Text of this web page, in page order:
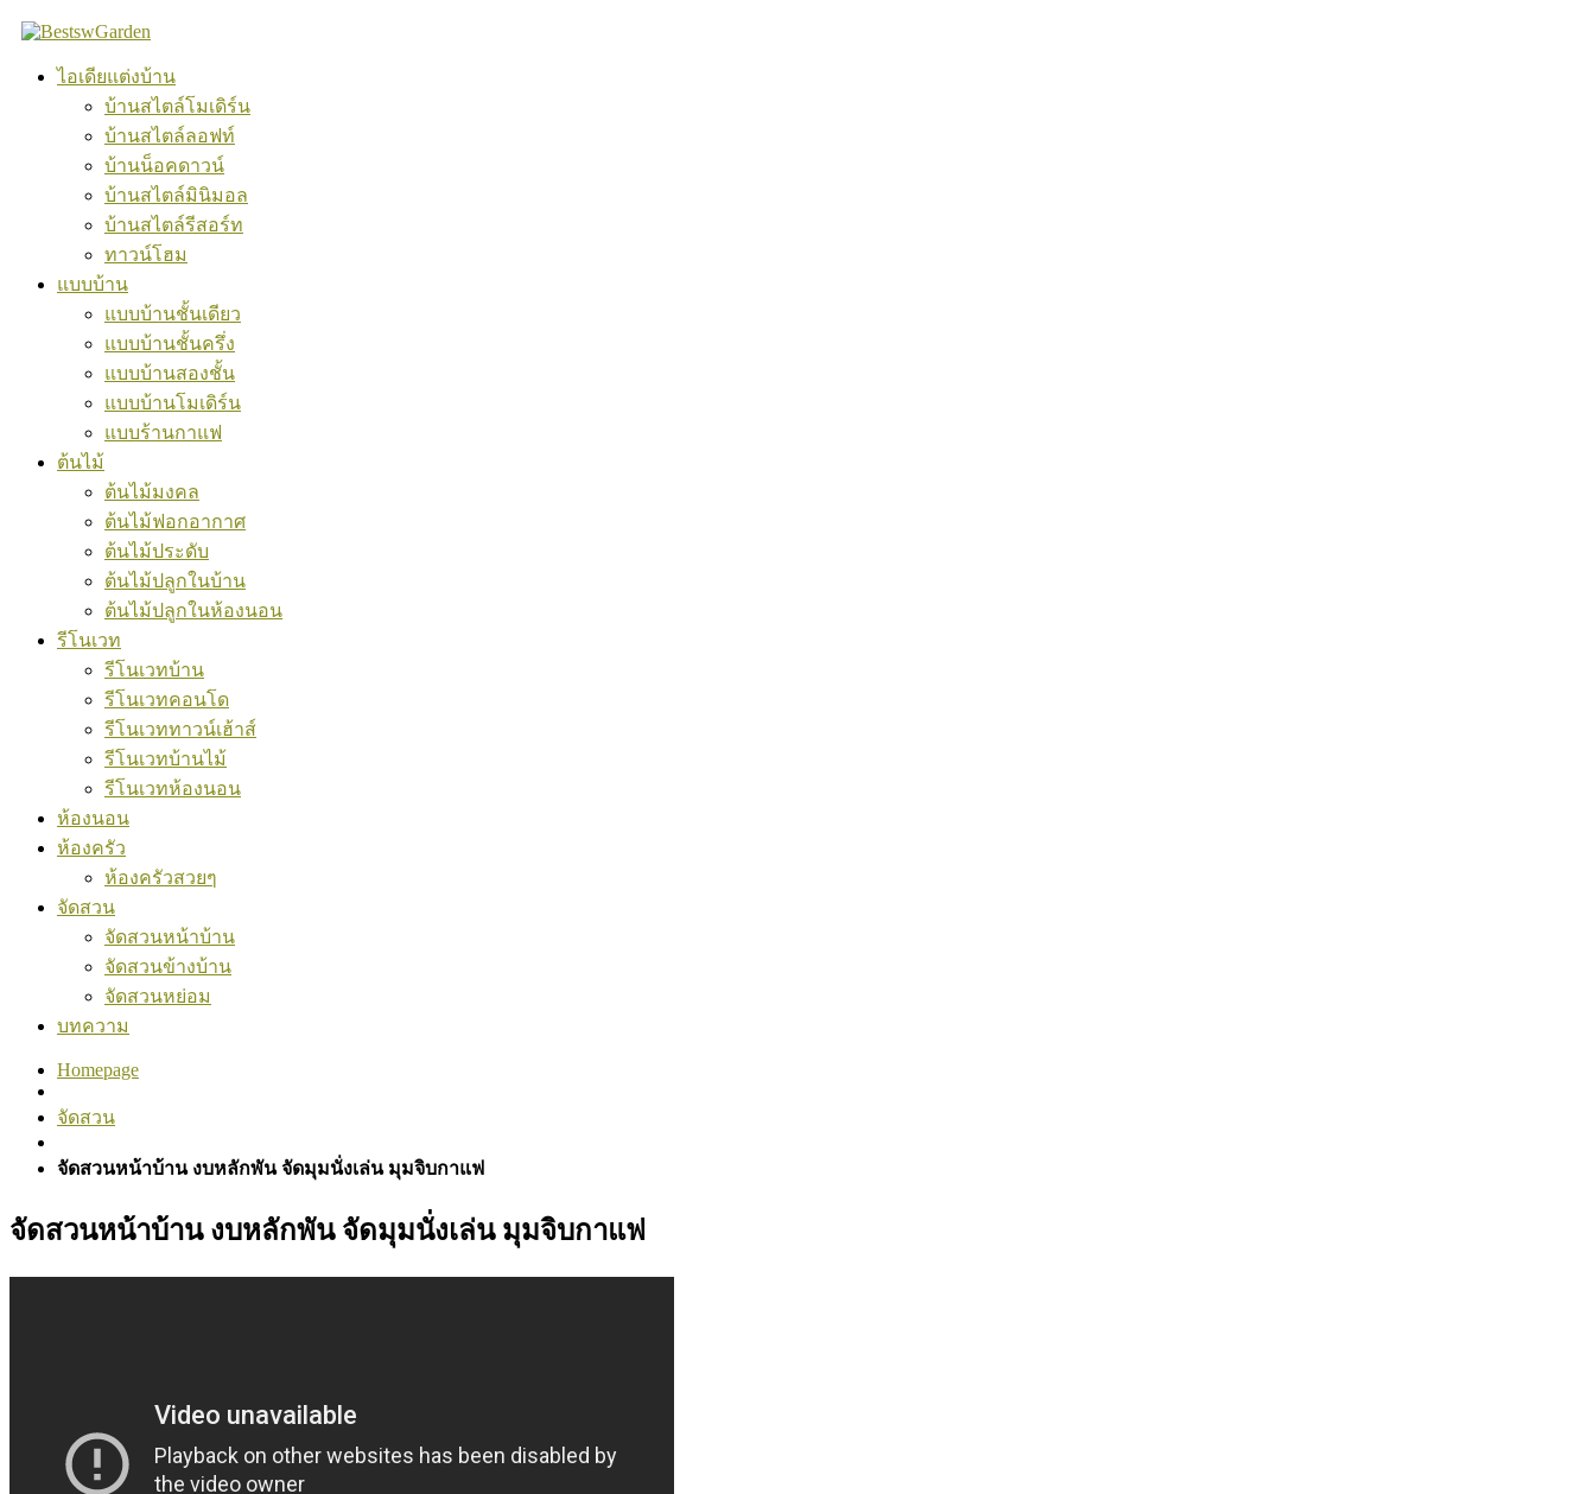
Skip
to
ไอเดียแต่งบ้าน
บ้านสไตล์โมเดิร์น
บ้านสไตล์ลอฟท์
บ้านน็อคดาวน์
บ้านสไตล์มินิมอล
บ้านสไตล์รีสอร์ท
ทาวน์โฮม
แบบบ้าน
แบบบ้านชั้นเดียว
แบบบ้านชั้นครึ่ง
แบบบ้านสองชั้น
แบบบ้านโมเดิร์น
แบบร้านกาแฟ
ต้นไม้
ต้นไม้มงคล
ต้นไม้ฟอกอากาศ
ต้นไม้ประดับ
ต้นไม้ปลูกในบ้าน
ต้นไม้ปลูกในห้องนอน
รีโนเวท
รีโนเวทบ้าน
รีโนเวทคอนโด
รีโนเวททาวน์เฮ้าส์
รีโนเวทบ้านไม้
รีโนเวทห้องนอน
ห้องนอน
ห้องครัว
ห้องครัวสวยๆ
จัดสวน
จัดสวนหน้าบ้าน
จัดสวนข้างบ้าน
จัดสวนหย่อม
บทความ
Homepage
จัดสวน
จัดสวนหน้าบ้าน งบหลักพัน จัดมุมนั่งเล่น มุมจิบกาแฟ
จัดสวนหน้าบ้าน งบหลักพัน จัดมุมนั่งเล่น มุมจิบกาแฟ